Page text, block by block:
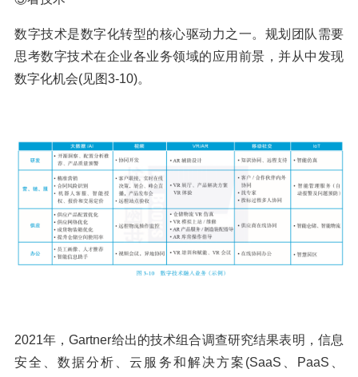
数字技术是数字化转型的核心驱动力之一。规划团队需要
思考数字技术在企业各业务领域的应用前景，并从中发现
数字化机会(见图3-10)。
2021年，Gartner给出的技术组合调查研究结果表明，信息
安全、数据分析、云服务和解决方案(SaaS、PaaS、